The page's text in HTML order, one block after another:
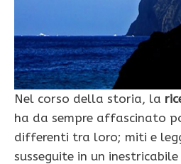
Nel corso della storia, la
ha da sempre affascinato
differenti tra loro; miti e
susseguite in un